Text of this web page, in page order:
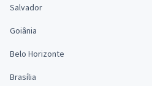
Salvador
Goiânia
Belo Horizonte
Brasília